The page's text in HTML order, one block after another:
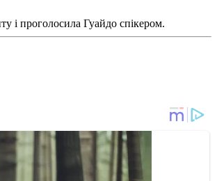
і проголосила Гуайдо спікером.